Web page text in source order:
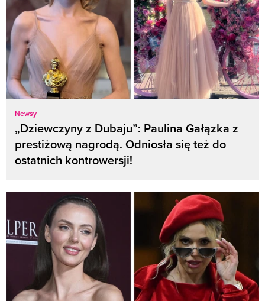
Newsy
„Dziewczyny z Dubaju”: Paulina Gałązka z
prestiżową nagrodą. Odniosła się też do
ostatnich kontrowersji!